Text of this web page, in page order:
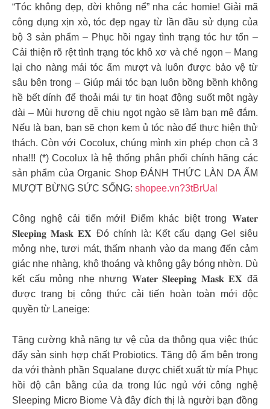
“Tóc không đẹp, đời không nể” nha các homie! Giải mã
công dụng xịn xò, tóc đẹp ngay từ lần đầu sử dụng của
bộ 3 sản phẩm – Phục hồi ngay tình trạng tóc hư tổn –
Cải thiện rõ rệt tình trạng tóc khô xơ và chẻ ngọn – Mang
lại cho nàng mái tóc ẩm mượt và luôn được bảo vệ từ
sâu bên trong – Giúp mái tóc bạn luôn bồng bềnh không
hề bết dính để thoải mái tự tin hoạt động suốt một ngày
dài – Mùi hương dễ chịu ngọt ngào sẽ làm bạn mê đắm.
Nếu là bạn, bạn sẽ chọn kem ủ tóc nào để thực hiện thử
thách. Còn với Cocolux, chúng mình xin phép chọn cả 3
nha!!! (*) Cocolux là hệ thống phân phối chính hãng các
sản phẩm của Organic Shop ĐÁNH THỨC LÀN DA ẨM
MƯỢT BỪNG SỨC SỐNG: shopee.vn?3tBrUal
Công nghệ cải tiến mới! Điểm khác biệt trong 𝐖𝐚𝐭𝐞𝐫
𝐒𝐥𝐞𝐞𝐩𝐢𝐧𝐠 𝐌𝐚𝐬𝐤 𝐄𝐗 Đó chính là: Kết cấu dạng Gel siêu
mỏng nhẹ, tươi mát, thấm nhanh vào da mang đến cảm
giác nhẹ nhàng, khô thoáng và không gây bóng nhờn. Dù
kết cấu mỏng nhẹ nhưng 𝐖𝐚𝐭𝐞𝐫 𝐒𝐥𝐞𝐞𝐩𝐢𝐧𝐠 𝐌𝐚𝐬𝐤 𝐄𝐗 đã
được trang bị công thức cải tiến hoàn toàn mới độc
quyền từ Laneige:
Tăng cường khả năng tự vệ của da thông qua việc thúc
đẩy sản sinh hợp chất Probiotics. Tăng độ ẩm bên trong
da với thành phần Squalane được chiết xuất từ mía Phục
hồi độ cân bằng của da trong lúc ngủ với công nghệ
Sleeping Micro Biome Và đây đích thị là người bạn đồng